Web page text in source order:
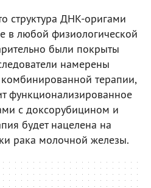
структура ДНК-оригами
в любой физиологической
были покрыты
намерены
комбинированной терапии,
функционализированное
с доксорубицином и
будет нацелена на
рака молочной железы.